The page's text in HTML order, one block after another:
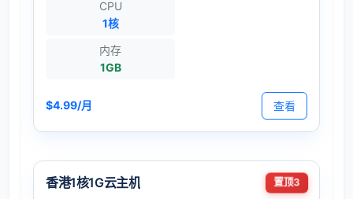
CPU
1核
内存
1GB
$4.99/月 查看
香港1核1G云主机 置顶3